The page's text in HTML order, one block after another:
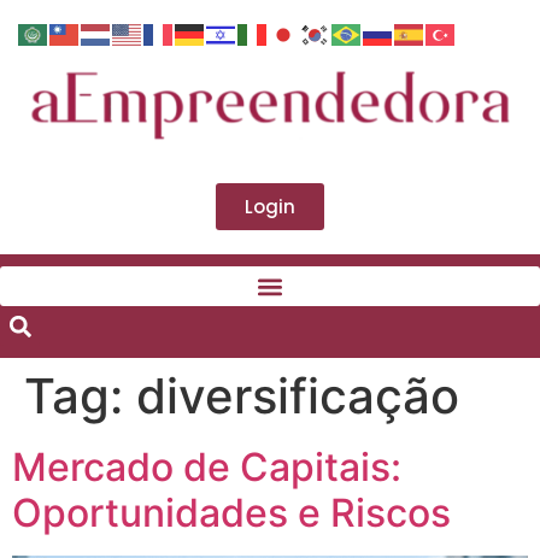
Login
Tag: diversificação
Mercado de Capitais:
Oportunidades e Riscos